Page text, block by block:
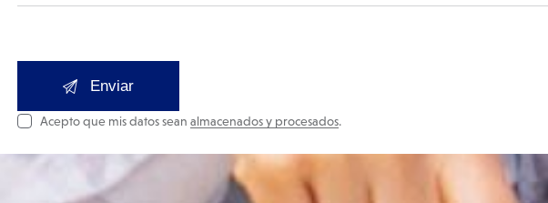
Acepto que mis datos seanalmacenados y procesados.